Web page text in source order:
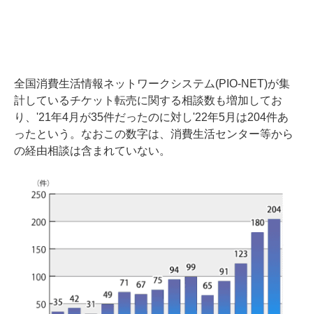
全国消費生活情報ネットワークシステム(PIO-NET)が集
計しているチケット転売に関する相談数も増加してお
り、'21年4月が35件だったのに対し'22年5月は204件あ
ったという。なおこの数字は、消費生活センター等から
の経由相談は含まれていない。